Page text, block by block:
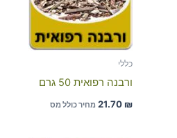
כללי
ורבנה רפואית 50 גרם
21.70 ₪ מחיר כולל מס